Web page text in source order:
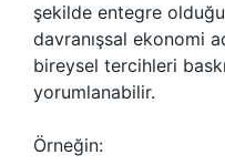
şekilde entegre
davranışsal ekonomi
bireysel tercihleri
yorumlanabilir.
Örneğin: